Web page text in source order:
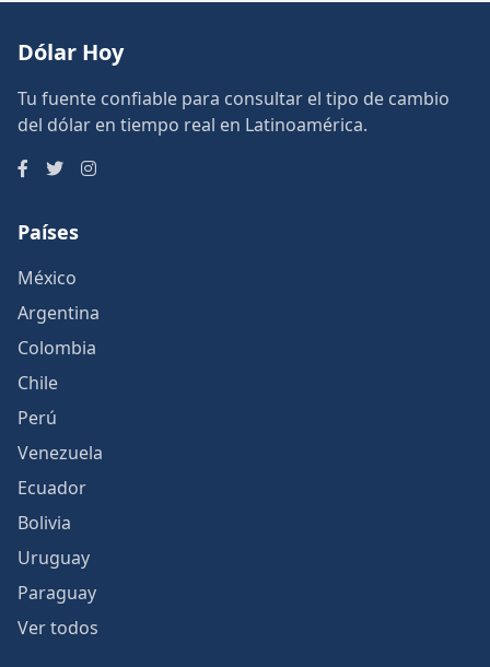
Dólar Hoy
Tu fuente confiable para consultar el tipo de cambio
del dólar en tiempo real en Latinoamérica.
Países
México
Argentina
Colombia
Chile
Perú
Venezuela
Ecuador
Bolivia
Uruguay
Paraguay
Ver todos